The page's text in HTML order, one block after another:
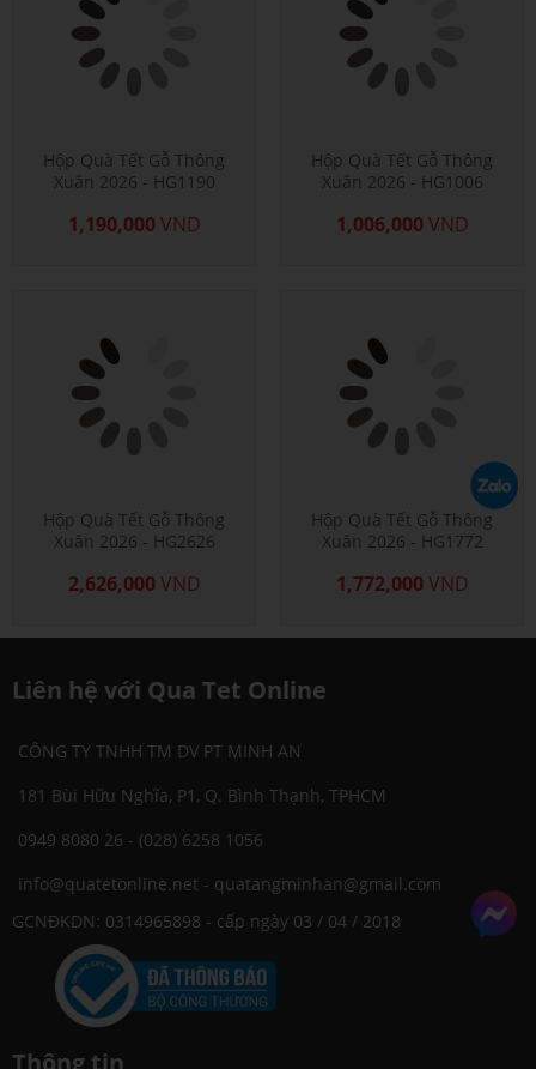
Hộp Quà Tết Gỗ Thông
Xuân 2026 - HG1190
1,190,000 VND
Hộp Quà Tết Gỗ Thông
Xuân 2026 - HG1006
1,006,000 VND
Hộp Quà Tết Gỗ Thông
Xuân 2026 - HG2626
2,626,000 VND
Hộp Quà Tết Gỗ Thông
Xuân 2026 - HG1772
1,772,000 VND
Liên hệ với Qua Tet Online
CÔNG TY TNHH TM DV PT MINH AN
181 Bùi Hữu Nghĩa, P1, Q. Bình Thạnh, TPHCM
0949 8080 26 - (028) 6258 1056
info@quatetonline.net - quatangminhan@gmail.com
GCNĐKDN: 0314965898 - cấp ngày 03 / 04 / 2018
Thông tin